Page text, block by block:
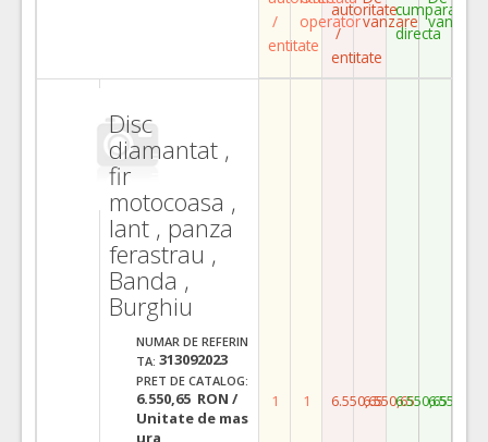
/
entitate
operator
autoritate
/
entitate
vanzare
cumparare
directa
vanzare
Disc
diamantat ,
fir
motocoasa ,
lant , panza
ferastrau ,
Banda ,
Burghiu
NUMAR DE REFERIN
TA: 313092023
PRET DE CATALOG:
6.550,65 RON /
Unitate de mas
ura
1 1 6.550,656.550,656.550,656.550,65